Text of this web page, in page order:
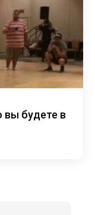
вы будете в